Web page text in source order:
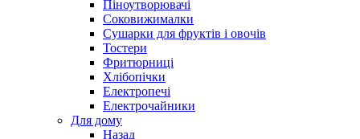
Піноутворювачі
Соковижималки
Сушарки для фруктів і овочів
Тостери
Фритюрниці
Хлібопічки
Електропечі
Електрочайники
Для дому
Назад